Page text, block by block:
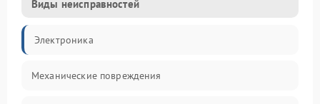
Виды неисправностей
Электроника
Механические повреждения